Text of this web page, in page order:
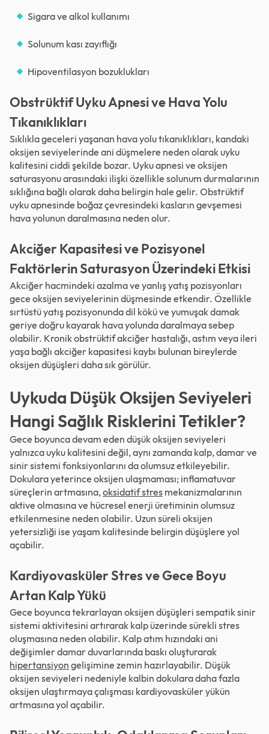
Sigara ve alkol kullanımı
Solunum kası zayıflığı
Hipoventilasyon bozuklukları
Obstrüktif Uyku Apnesi ve Hava Yolu
Tıkanıklıkları
Sıklıkla geceleri yaşanan hava yolu tıkanıklıkları, kandaki
oksijen seviyelerinde ani düşmelere neden olarak uyku
kalitesini ciddi şekilde bozar. Uyku apnesi ve oksijen
saturasyonu arasındaki ilişki özellikle solunum durmalarının
sıklığına bağlı olarak daha belirgin hale gelir. Obstrüktif
uyku apnesinde boğaz çevresindeki kasların gevşemesi
hava yolunun daralmasına neden olur.
Akciğer Kapasitesi ve Pozisyonel
Faktörlerin Saturasyon Üzerindeki Etkisi
Akciğer hacmindeki azalma ve yanlış yatış pozisyonları
gece oksijen seviyelerinin düşmesinde etkendir. Özellikle
sırtüstü yatış pozisyonunda dil kökü ve yumuşak damak
geriye doğru kayarak hava yolunda daralmaya sebep
olabilir. Kronik obstrüktif akciğer hastalığı, astım veya ileri
yaşa bağlı akciğer kapasitesi kaybı bulunan bireylerde
oksijen düşüşleri daha sık görülür.
Uykuda Düşük Oksijen Seviyeleri
Hangi Sağlık Risklerini Tetikler?
Gece boyunca devam eden düşük oksijen seviyeleri
yalnızca uyku kalitesini değil, aynı zamanda kalp, damar ve
sinir sistemi fonksiyonlarını da olumsuz etkileyebilir.
Dokulara yeterince oksijen ulaşmaması; inflamatuvar
süreçlerin artmasına,oksidatif stres mekanizmalarının
aktive olmasına ve hücresel enerji üretiminin olumsuz
etkilenmesine neden olabilir. Uzun süreli oksijen
yetersizliği ise yaşam kalitesinde belirgin düşüşlere yol
açabilir.
Kardiyovasküler Stres ve Gece Boyu
Artan Kalp Yükü
Gece boyunca tekrarlayan oksijen düşüşleri sempatik sinir
sistemi aktivitesini artırarak kalp üzerinde sürekli stres
oluşmasına neden olabilir. Kalp atım hızındaki ani
değişimler damar duvarlarında baskı oluşturarak
hipertansiyon gelişimine zemin hazırlayabilir. Düşük
oksijen seviyeleri nedeniyle kalbin dokulara daha fazla
oksijen ulaştırmaya çalışması kardiyovasküler yükün
artmasına yol açabilir.